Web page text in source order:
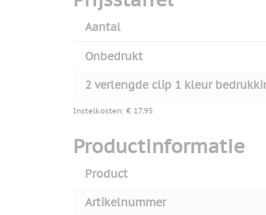
Aantal
Onbedrukt
2 verlengde clip 1 kleur
Instelkosten: € 17,95
Productinformatie
Product
Artikelnummer